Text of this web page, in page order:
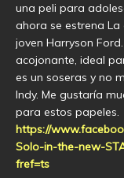
una peli para
ahora se estrena
joven Harryson
acojonante, ideal
es un soseras y no
Indy. Me gustaría
para estos papeles.
https://
Solo-in-the-new-
fref=ts